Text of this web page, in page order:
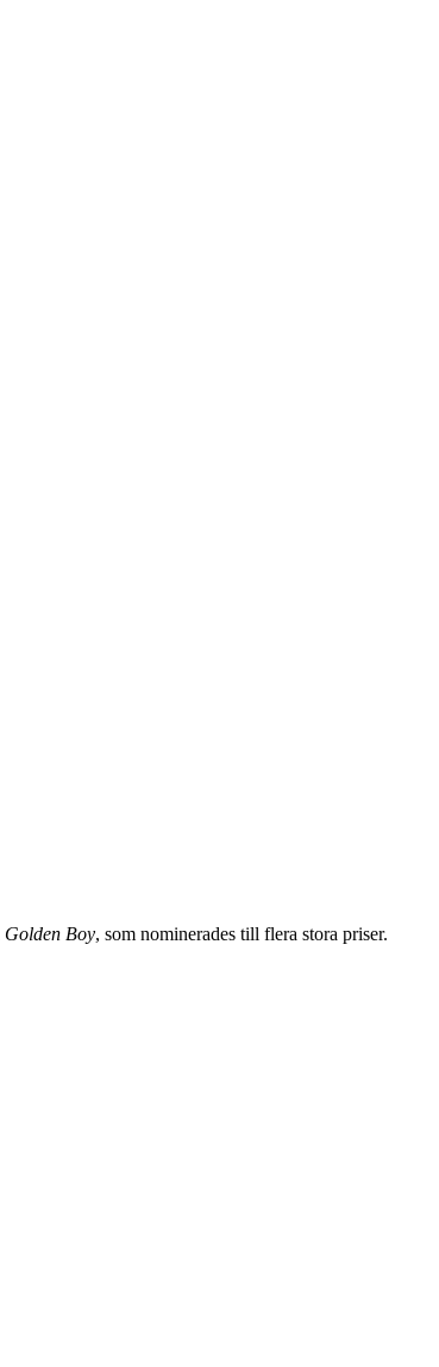
Golden Boy, som nominerades till flera stora priser.